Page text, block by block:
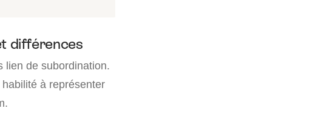
différences
lien de subordination.
à représenter